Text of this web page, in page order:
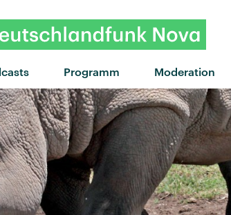
Programm Moderation